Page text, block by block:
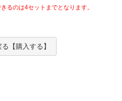
るのは4セットまでとなります。
【購入する】